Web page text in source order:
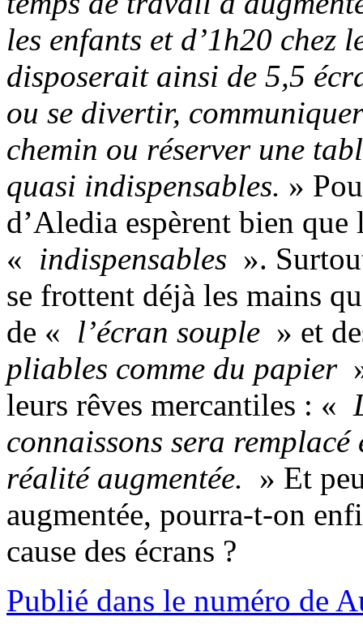
les enfants et d’1h20 chez
disposerait ainsi de 5,5
ou se divertir,
chemin ou réserver une
quasi indispensables. »
d’Aledia espèrent bien
« indispensables ».
se frottent déjà les mains
de « l’écran souple » et
pliables comme du papier
leurs rêves mercantiles : «
connaissons sera
réalité augmentée. » Et
augmentée, pourra-t-on
cause des écrans ?
Publié dans le numéro de